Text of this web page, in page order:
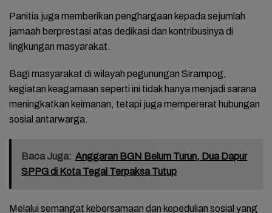
Panitia juga memberikan penghargaan kepada sejumlah
jamaah berprestasi atas dedikasi dan kontribusinya di
lingkungan masyarakat.
Bagi masyarakat di wilayah pegunungan Sirampog,
kegiatan keagamaan seperti ini tidak hanya menjadi sarana
meningkatkan keimanan, tetapi juga mempererat hubungan
sosial antarwarga.
Baca Juga: Anggaran BGN Belum Turun, Dua Dapur
SPPG di Kota Tegal Terpaksa Tutup
Melalui semangat kebersamaan dan kepedulian sosial yang